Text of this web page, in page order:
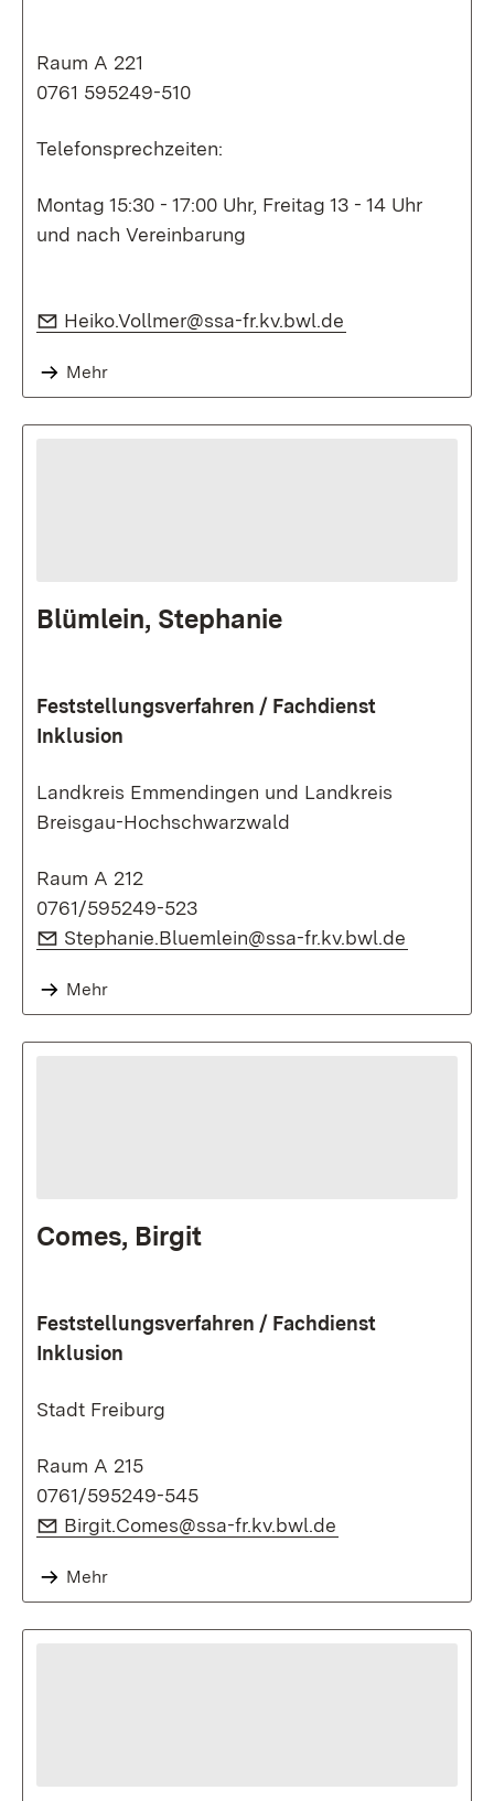
Raum A 221
0761 595249-510
Telefonsprechzeiten:
Montag 15:30 - 17:00 Uhr, Freitag 13 - 14 Uhr
und nach Vereinbarung
E-Mail:
Heiko.Vollmer@ssa-fr.kv.bwl.de
Mehr
Blümlein, Stephanie
Feststellungsverfahren / Fachdienst
Inklusion
Landkreis Emmendingen und Landkreis
Breisgau-Hochschwarzwald
Raum A 212
0761/595249-523
E-Mail:
Stephanie.Bluemlein@ssa-fr.kv.bwl.de
Mehr
Comes, Birgit
Feststellungsverfahren / Fachdienst
Inklusion
Stadt Freiburg
Raum A 215
0761/595249-545
E-Mail:
Birgit.Comes@ssa-fr.kv.bwl.de
Mehr